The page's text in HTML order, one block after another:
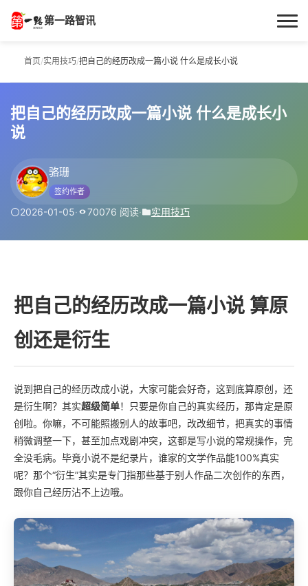
第一路智讯
首页
技术解答
科普文章
数码科技
首页 /实用技巧/把自己的经历改成一篇小说 什么是成长小说
把自己的经历改成一篇小说 什么是成长小
说
骆珊
签约作者
2026-01-05· 70076 阅读· 实用技巧
把自己的经历改成一篇小说 算原
创还是衍生
说到把自己的经历改成小说，大家可能会好奇，这到底算原创，还
是衍生啊？其实超级简单！只要是你自己的真实经历，那肯定是原
创啦。你嘛，不可能照搬别人的故事吧，改改细节，把真实的事情
稍微调整一下，甚至加点戏剧冲突，这都是写小说的常规操作，完
全没毛病。毕竟小说不是纪录片，谁家的文学作品能100%真实
呢？那个“衍生”其实是专门指那些基于别人作品二次创作的东西，
跟你自己经历沾不上边哦。